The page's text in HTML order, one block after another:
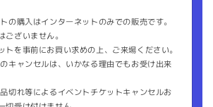
の購入はインターネットのみでの販売です。
ございません。
を事前にお買い求めの上、ご来場ください。
キャンセルは、いかなる理由でもお受け出来
切れ等によるイベントチケットキャンセルお